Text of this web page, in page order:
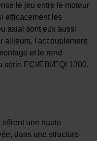
le jeu entre le moteur
efficacement les
axial sont eux aussi
ailleurs, l'accouplement
et le rend
série ECI/EBI/EQI 1300.
offrent une haute
dans une structure